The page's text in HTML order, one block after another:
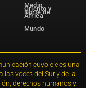
Medio
Oriente y
Norte de
África
Mundo
cuyo eje es una
voces del Sur y de la
derechos humanos y